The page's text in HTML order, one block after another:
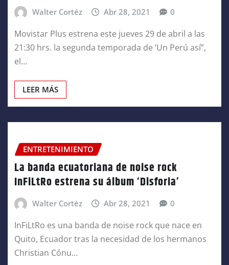
Walter Cortéz Abr 28, 2021 0
Movistar Plus estrena este jueves 29 de abril a las
21:30 hrs. la segunda temporada de ‘Un Perú así”,
el…
LEER MÁS
ENTRETENIMIENTO
La banda ecuatoriana de noise rock
InFiLtRo estrena su álbum ‘Disforia’
Walter Cortéz Abr 28, 2021 0
InFiLtRo es una banda de noise rock que nace en
Quito, Ecuador tras la necesidad de los hermanos
Christian Cónu…